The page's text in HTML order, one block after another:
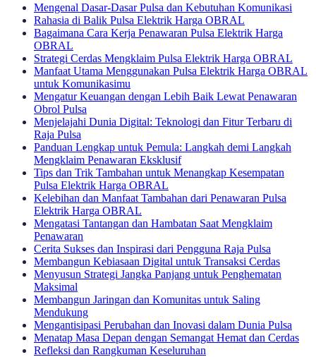
Mengenal Dasar-Dasar Pulsa dan Kebutuhan Komunikasi
Rahasia di Balik Pulsa Elektrik Harga OBRAL
Bagaimana Cara Kerja Penawaran Pulsa Elektrik Harga
OBRAL
Strategi Cerdas Mengklaim Pulsa Elektrik Harga OBRAL
Manfaat Utama Menggunakan Pulsa Elektrik Harga OBRAL
untuk Komunikasimu
Mengatur Keuangan dengan Lebih Baik Lewat Penawaran
Obrol Pulsa
Menjelajahi Dunia Digital: Teknologi dan Fitur Terbaru di
Raja Pulsa
Panduan Lengkap untuk Pemula: Langkah demi Langkah
Mengklaim Penawaran Eksklusif
Tips dan Trik Tambahan untuk Menangkap Kesempatan
Pulsa Elektrik Harga OBRAL
Kelebihan dan Manfaat Tambahan dari Penawaran Pulsa
Elektrik Harga OBRAL
Mengatasi Tantangan dan Hambatan Saat Mengklaim
Penawaran
Cerita Sukses dan Inspirasi dari Pengguna Raja Pulsa
Membangun Kebiasaan Digital untuk Transaksi Cerdas
Menyusun Strategi Jangka Panjang untuk Penghematan
Maksimal
Membangun Jaringan dan Komunitas untuk Saling
Mendukung
Mengantisipasi Perubahan dan Inovasi dalam Dunia Pulsa
Menatap Masa Depan dengan Semangat Hemat dan Cerdas
Refleksi dan Rangkuman Keseluruhan